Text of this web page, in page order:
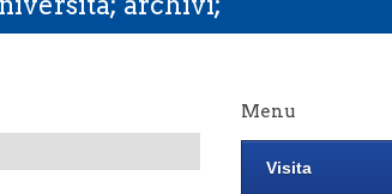
Menu
Visita